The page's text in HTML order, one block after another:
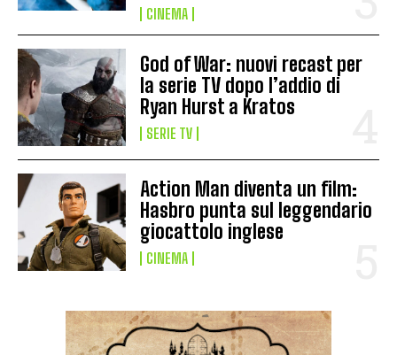
CINEMA
God of War: nuovi recast per
la serie TV dopo l’addio di
Ryan Hurst a Kratos
SERIE TV
Action Man diventa un film:
Hasbro punta sul leggendario
giocattolo inglese
CINEMA